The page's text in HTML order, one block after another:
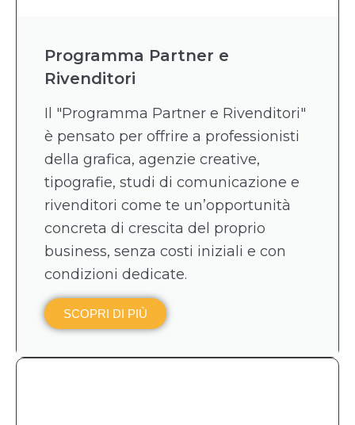
Programma Partner e
Rivenditori
Il "Programma Partner e Rivenditori"
è pensato per offrire a professionisti
della grafica, agenzie creative,
tipografie, studi di comunicazione e
rivenditori come te un’opportunità
concreta di crescita del proprio
business, senza costi iniziali e con
condizioni dedicate.
SCOPRI DI PIÙ